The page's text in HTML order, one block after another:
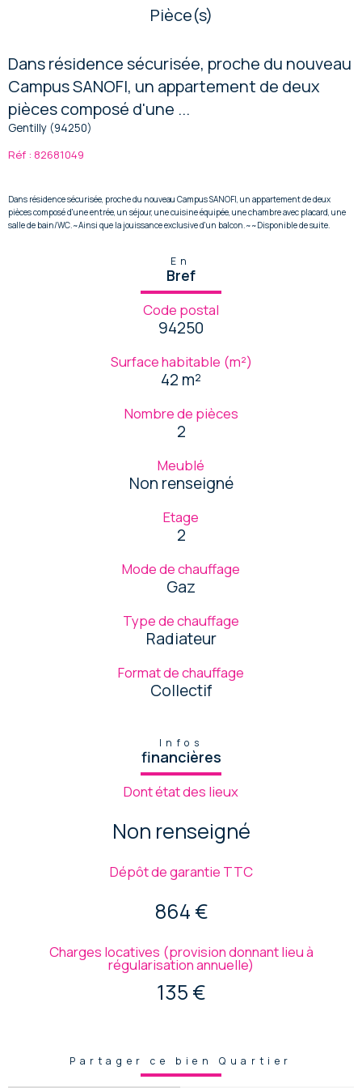
Pièce(s)
Dans résidence sécurisée, proche du nouveau
Campus SANOFI, un appartement de deux
pièces composé d'une ...
Gentilly (94250)
Réf : 82681049
Dans résidence sécurisée, proche du nouveau Campus SANOFI, un appartement de deux
pièces composé d'une entrée, un séjour, une cuisine équipée, une chambre avec placard, une
salle de bain/WC.~Ainsi que la jouissance exclusive d'un balcon.~~Disponible de suite.
En
Bref
Code postal
94250
Surface habitable (m²)
42 m²
Nombre de pièces
2
Meublé
Non renseigné
Etage
2
Mode de chauffage
Gaz
Type de chauffage
Radiateur
Format de chauffage
Collectif
Infos
financières
Dont état des lieux
Non renseigné
Dépôt de garantie TTC
864 €
Charges locatives (provision donnant lieu à
régularisation annuelle)
135 €
Partager ce bien Quartier